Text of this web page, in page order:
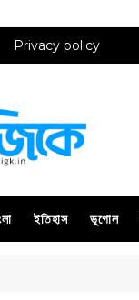
Privacy policy
ইতিহাস ভূগোল